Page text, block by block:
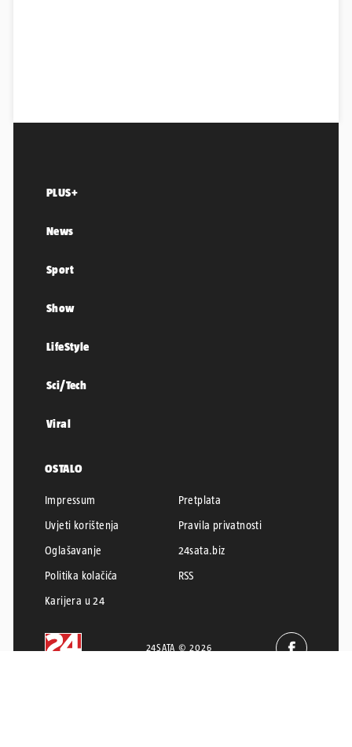
PLUS+
News
Sport
Show
LifeStyle
Sci/Tech
Viral
OSTALO
Impressum
Pretplata
Uvjeti korištenja
Pravila privatnosti
Oglašavanje
24sata.biz
Politika kolačića
RSS
Karijera u 24
24SATA © 2026